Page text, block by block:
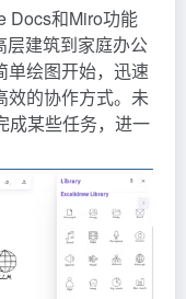
Docs和Miro功能
层建筑到家庭办公
单绘图开始，迅速
效的协作方式。未
成某些任务，进一